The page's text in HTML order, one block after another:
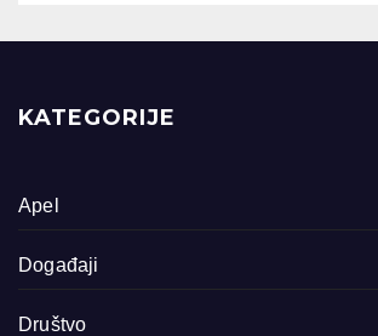
KATEGORIJE
Apel
Događaji
Društvo